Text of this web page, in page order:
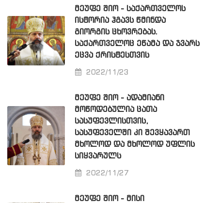
ᲛᲔᲣᲤᲔ ᲨᲘᲝ - ᲡᲐᲥᲐᲠᲗᲕᲔᲚᲝᲡ
ᲘᲡᲢᲝᲠᲘᲐ ᲰᲒᲐᲕᲡ ᲬᲛᲘᲜᲓᲐ
ᲒᲘᲝᲠᲒᲘᲡ ᲪᲮᲝᲕᲠᲔᲑᲐᲡ.
ᲡᲐᲥᲐᲠᲗᲕᲔᲚᲝᲪ ᲔᲬᲐᲛᲐ ᲓᲐ ᲯᲕᲐᲠᲡ
ᲔᲪᲕᲐ ᲥᲠᲘᲡᲢᲔᲡᲗᲕᲘᲡ
2022/11/23
ᲛᲔᲣᲤᲔ ᲨᲘᲝ - ᲐᲓᲐᲛᲘᲐᲜᲘ
ᲛᲝᲬᲝᲓᲔᲑᲣᲚᲘᲐ ᲪᲐᲗᲐ
ᲡᲐᲡᲣᲤᲔᲕᲚᲘᲡᲗᲕᲘᲡ,
ᲡᲐᲡᲣᲤᲔᲕᲔᲚᲨᲘ ᲙᲘ ᲨᲔᲕᲧᲐᲕᲐᲠᲗ
ᲛᲮᲝᲚᲝᲓ ᲓᲐ ᲛᲮᲝᲚᲝᲓ ᲣᲤᲚᲘᲡ
ᲡᲘᲧᲕᲐᲠᲣᲚᲡ
2022/11/27
ᲛᲔᲣᲤᲔ ᲨᲘᲝ - ᲛᲘᲡᲘ